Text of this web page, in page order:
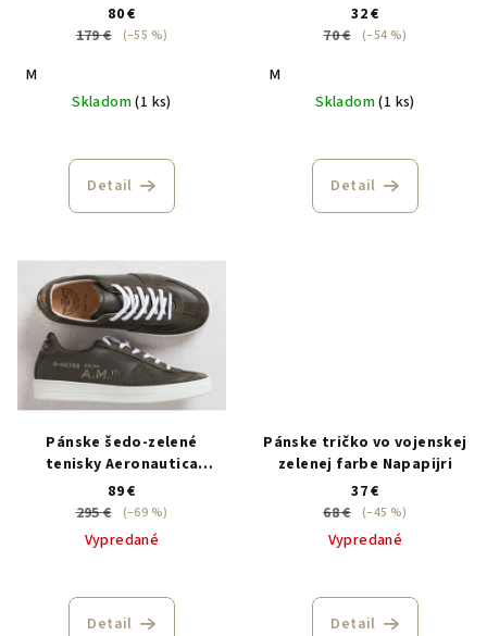
80 €
179 €
(–55 %)
M
Skladom(1 ks)
Detail
32 €
70 €
(–54 %)
M
Skladom(1 ks)
Detail
Pánske šedo-zelené
tenisky Aeronautica
Militare
89 €
295 €
(–69 %)
Vypredané
Detail
Pánske tričko vo vojenskej
zelenej farbe Napapijri
37 €
68 €
(–45 %)
Vypredané
Detail